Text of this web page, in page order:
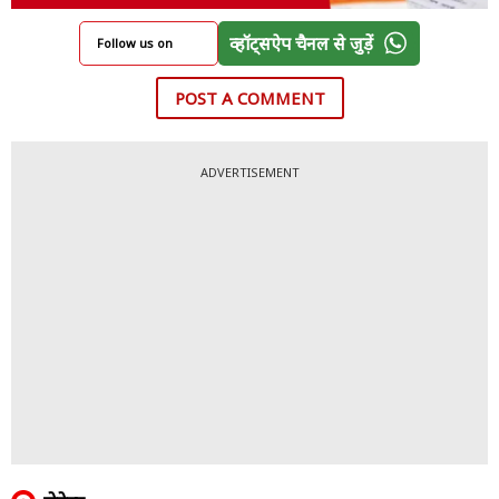
Follow us on व्हॉट्सऐप चैनल से जुड़ें
POST A COMMENT
ADVERTISEMENT